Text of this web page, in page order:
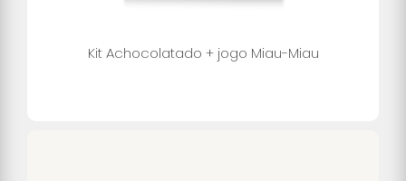
Kit Achocolatado + jogo Miau-Miau